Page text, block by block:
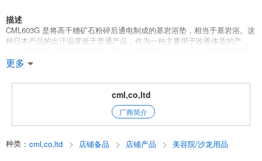
描述
CML603G 是将高千穗矿石粉碎后通电制成的基岩浴垫，相当于基岩浴。这
种日本产品的出汗温度低于普通产品，作为一种主要用于改善体质的产
使用它，但它也适用于体质改善课程。例如，在 30 分钟的课程中，让身体
善体质的护理。
更多
cml,co,ltd
厂商简介
种类 : cml,co,ltd 店铺备品 店铺产品 美容院/沙龙用品